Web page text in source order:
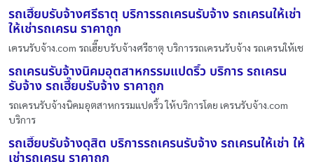
รถเฮี๊ยบรับจ้างศรีธาตุ บริการรถเครนรับจ้าง รถเครนให้เช่า
ให้เช่ารถเครน ราคาถูก
เครนรับจ้าง.com รถเฮี๊ยบรับจ้างศรีธาตุ บริการรถเครนรับจ้าง รถเครนให้เช
รถเครนรับจ้างนิคมอุตสาหกรรมแปดริ้ว บริการ รถเครน
รับจ้าง รถเฮี๊ยบรับจ้าง ราคาถูก
รถเครนรับจ้างนิคมอุตสาหกรรมแปดริ้ว ให้บริการโดย เครนรับจ้าง.com
บริการ
รถเฮี๊ยบรับจ้างดุสิต บริการรถเครนรับจ้าง รถเครนให้เช่า ให้
เช่ารถเครน ราคาถูก